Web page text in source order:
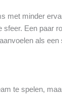
met minder
Een paar
als
te spelen,